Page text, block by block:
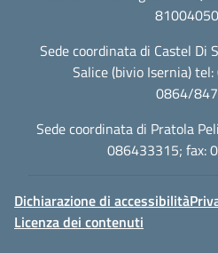
Sede coordinata di Castel Di
Salice (bivio Isernia)
0864/
Sede coordinata di Pratola
086433315; fax:
Dichiarazione di accessibilità
Licenza dei contenuti